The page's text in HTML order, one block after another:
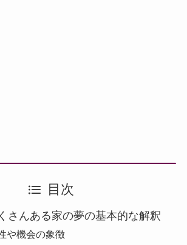
目次
さんある家の夢の基本的な解釈
や機会の象徴